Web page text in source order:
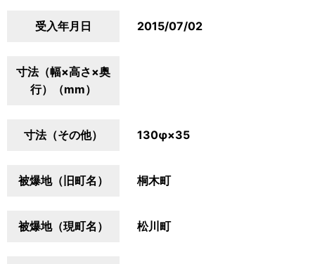
受入年月日 2015/07/02
寸法（幅×高さ×奥
行）（mm）
寸法（その他） 130φ×35
被爆地（旧町名） 桐木町
被爆地（現町名） 松川町